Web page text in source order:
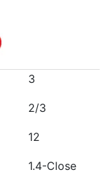
3
2/3
12
1.4-Close